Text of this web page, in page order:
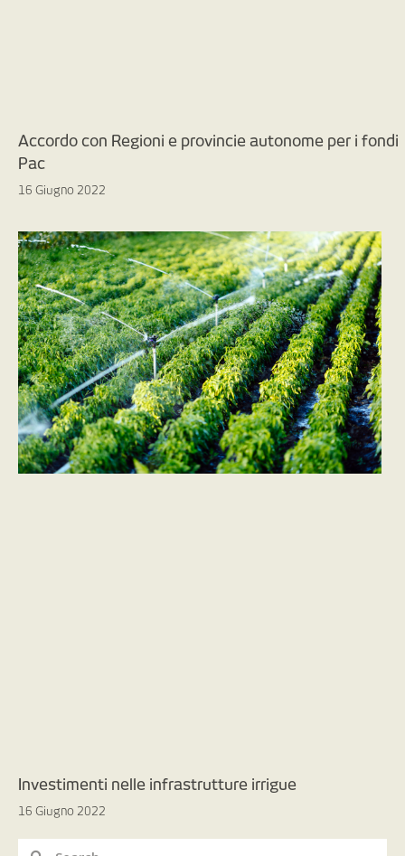
Accordo con Regioni e provincie autonome per i fondi
Pac
16 Giugno 2022
Investimenti nelle infrastrutture irrigue
16 Giugno 2022